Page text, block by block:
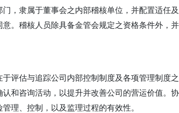
门，隶属于董事会之内部稽核单位，并配置适任
。稽核人员除具备金管会规定之资格条件外，
评估与追踪公司内部控制制度及各项管理制度
认和咨询活动，以提升并改善公司的营运价值。
理、控制，以及监理过程的有效性。